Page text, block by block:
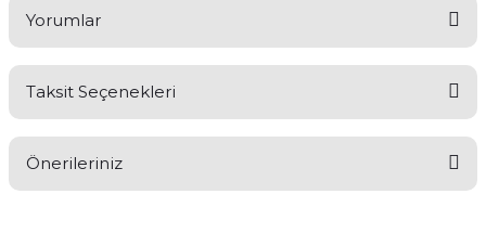
Yorumlar
Yorum Yaz
Taksit Seçenekleri
Önerileriniz